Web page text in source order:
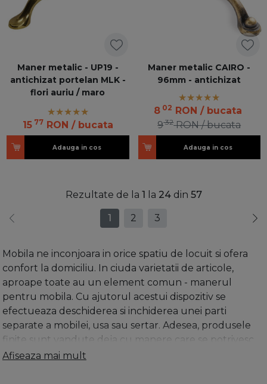
Maner metalic - UP19 -
antichizat portelan MLK -
flori auriu / maro
15 77 RON / bucata
Adauga in cos
Maner metalic CAIRO -
96mm - antichizat
8 02 RON / bucata
932 RON / bucata
Adauga in cos
Rezultate de la 1 la 24din 57
1 2 3
Mobila ne inconjoara in orice spatiu de locuit si ofera
confort la domiciliu. In ciuda varietatii de articole,
aproape toate au un element comun - manerul
pentru mobila. Cu ajutorul acestui dispozitiv se
efectueaza deschiderea si inchiderea unei parti
separate a mobilei, usa sau sertar. Adesea, produsele
finite sunt vandute deja cu manere care se potrivesc
cel mai bine aspectului lor. Cu toate acestea, atunci
Afiseaza mai mult